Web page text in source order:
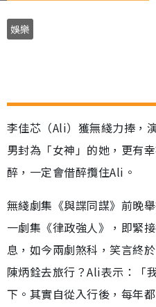
娛樂
李佳芯（Ali）獲無綫力捧，
男封為「女神」的她，更有
醉，一定會借醉攬住Ali。
無綫劇集《與諜同謀》前晚
一劇集《律政強人》，即緊
息，如今兩劇煞科，笑言終
陳炳銓去旅行？Ali表示：「
下。其實自從入行後，每年